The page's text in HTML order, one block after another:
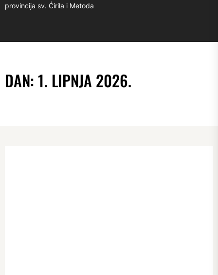
provincija sv. Ćirila i Metoda
DAN:1. LIPNJA 2026.